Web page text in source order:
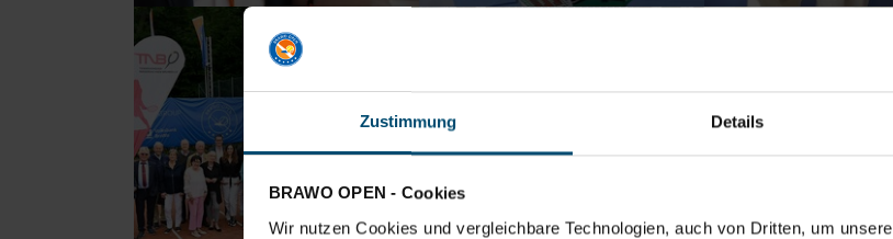
Zustimmung Details
BRAWO OPEN - Cookies
Wir nutzen Cookies und vergleichbare Technologien, auch von Dritten, um